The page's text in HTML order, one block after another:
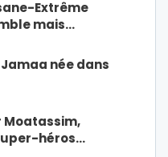
Extrême
mais…
née dans
Moatassim,
héros…